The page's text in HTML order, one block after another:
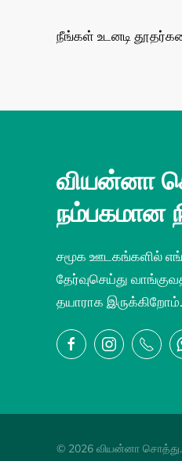
நீங்கள் உடனடி
வியன்னா
நம்பகமான
சமூக ஊடகங்களில்
தேர்வுசெய்து
தயாராக இருக்கிறோம்.
© 2026 வியன்னா சொத்து.